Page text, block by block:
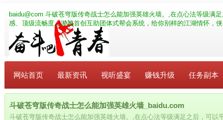
baidu@com 斗破苍穹版传奇战士怎么能加强英雄火墙。,在点心法等级满
感、顶级流畅度。游戏首创互助团体式帮会系统，给你别样的江湖情怀，
网站首页 最新资讯 视听盛宴 赚钱升级 任务副本
斗破苍穹版传奇战士怎么能加强英雄火墙_baidu.com
斗破苍穹版传奇战士怎么能加强英雄火墙。,在点心法等级满足之后，可以